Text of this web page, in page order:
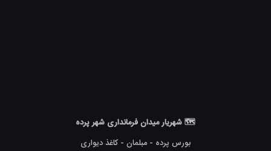
🗺 شهریار میدان فرمانداری شهر پرده
بورس پرده - مبلمان - کاغذ دیواری